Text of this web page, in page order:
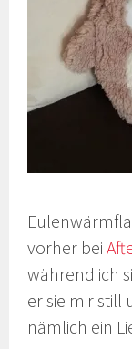
vorher bei
während ich
er sie mir still
nämlich ein